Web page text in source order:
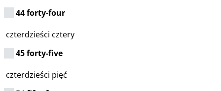
44 forty-four
czterdzieści cztery
45 forty-five
czterdzieści pięć